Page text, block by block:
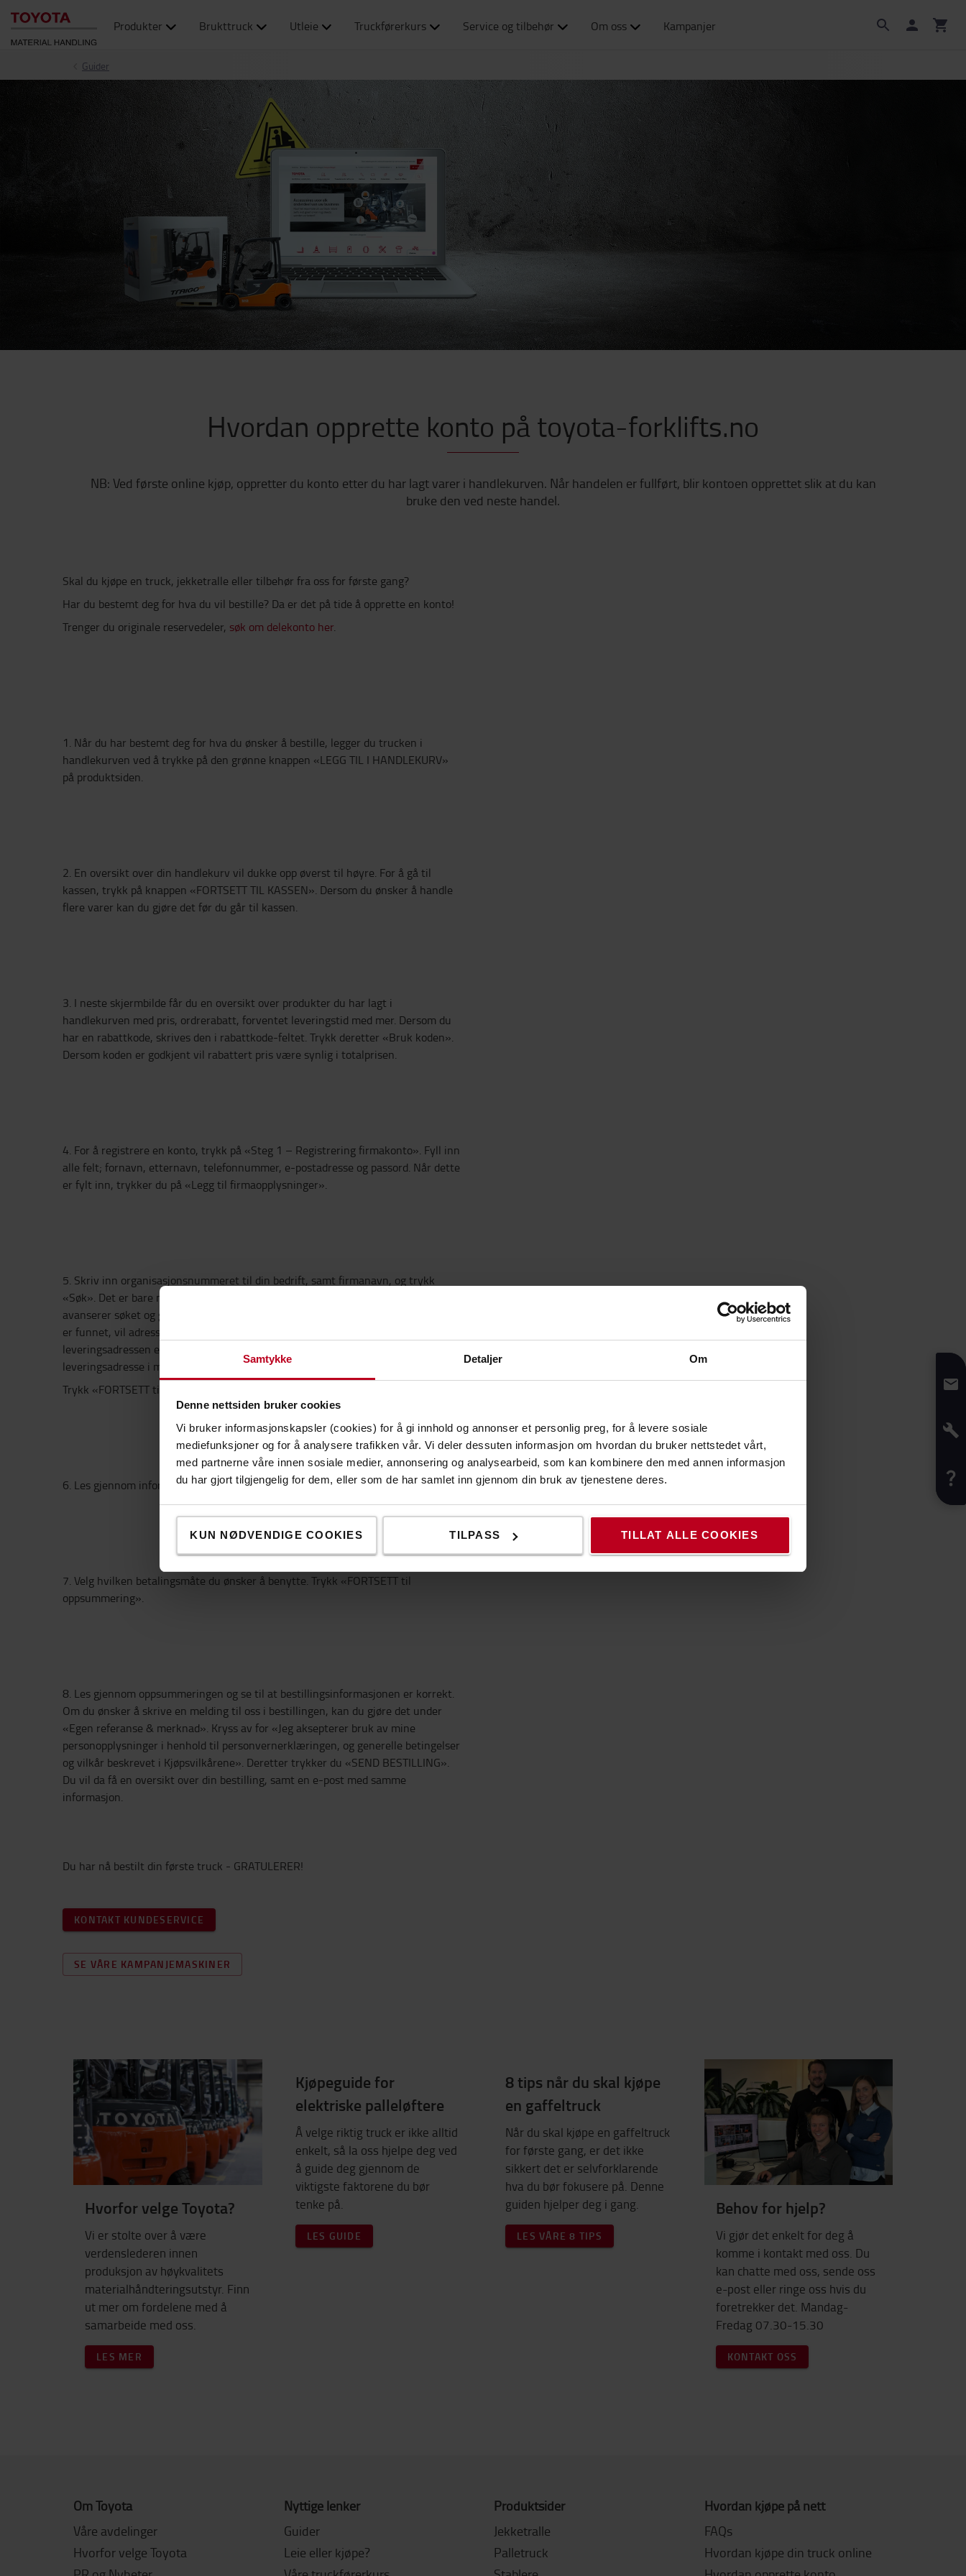
Samtykke Detaljer Om
Denne nettsiden bruker cookies
Vi bruker informasjonskapsler (cookies) for å gi innhold og annonser et personlig preg, for å levere sosiale
mediefunksjoner og for å analysere trafikken vår. Vi deler dessuten informasjon om hvordan du bruker nettstedet vårt,
med partnerne våre innen sosiale medier, annonsering og analysearbeid, som kan kombinere den med annen informasjon
du har gjort tilgjengelig for dem, eller som de har samlet inn gjennom din bruk av tjenestene deres.
KUN NØDVENDIGE COOKIES TILPASS TILLAT ALLE COOKIES
Produkter Brukttruck Utleie Truckførerkurs Service og tilbehør Om oss Kampanjer
Guider
Hvordan opprette konto på toyota-forklifts.no
NB: Ved første online kjøp, oppretter du konto etter du har lagt varer i handlekurven. Når handelen er fullført, blir kontoen opprettet slik at du kan
bruke den ved neste handel.
Skal du kjøpe en truck, jekketralle eller tilbehør fra oss for første gang?
Har du bestemt deg for hva du vil bestille? Da er det på tide å opprette en konto!
Trenger du originale reservedeler, søk om delekonto her.
1. Når du har bestemt deg for hva du ønsker å bestille, legger du trucken i
handlekurven ved å trykke på den grønne knappen «LEGG TIL I HANDLEKURV»
på produktsiden.
2. En oversikt over din handlekurv vil dukke opp øverst til høyre. For å gå til
kassen, trykk på knappen «FORTSETT TIL KASSEN». Dersom du ønsker å handle
flere varer kan du gjøre det før du går til kassen.
3. I neste skjermbilde får du en oversikt over produkter du har lagt i
handlekurven med pris, ordrerabatt, forventet leveringstid med mer. Dersom du
har en rabattkode, skrives den i rabattkode-feltet. Trykk deretter «Bruk koden».
Dersom koden er godkjent vil rabattert pris være synlig i totalprisen.
4. For å registrere en konto, trykk på «Steg 1 – Registrering firmakonto». Fyll inn
alle felt; fornavn, etternavn, telefonnummer, e-postadresse og passord. Når dette
er fylt inn, trykker du på «Legg til firmaopplysninger».
5. Skriv inn organisasjonsnummeret til din bedrift, samt firmanavn, og trykk
«Søk». Det er bare nødvendig å søke på deler av firmanavnet. Lengre navn
avanserer søket og gjør det vanskeligere å finne korrekt firma. Når korrekt firma
er funnet, vil adresse og leveringsadresse dukke opp automatisk. MERK: Dersom
leveringsadressen er feil, kan ikke dette endres her ved første kjøp. Skriv korrekt
leveringsadresse i meldingsfeltet på Steg 4.
Trykk «FORTSETT til Levering».
6. Les gjennom informasjon rundt levering, og trykk «FORTSETT til betaling».
7. Velg hvilken betalingsmåte du ønsker å benytte. Trykk «FORTSETT til
oppsummering».
8. Les gjennom oppsummeringen og se til at bestillingsinformasjonen er korrekt.
Om du ønsker å skrive en melding til oss i bestillingen, kan du gjøre det under
«Egen referanse & merknad». Kryss av for «Jeg aksepterer bruk av mine
personopplysninger i henhold til personvernerklæringen, og generelle betingelser
og vilkår beskrevet i Kjøpsvilkårene». Deretter trykker du «SEND BESTILLING».
Du vil da få en oversikt over din bestilling, samt en e-post med samme
informasjon.
Du har nå bestilt din første truck - GRATULERER!
KONTAKT KUNDESERVICE
SE VÅRE KAMPANJEMASKINER
Hvorfor velge Toyota?
Vi er stolte over å være
verdenslederen innen
produksjon av høykvalitets
materialhåndteringsutstyr. Finn
ut mer om fordelene med å
samarbeide med oss.
LES MER
Kjøpeguide for
elektriske palleløftere
Å velge riktig truck er ikke alltid
enkelt, så la oss hjelpe deg ved
å guide deg gjennom de
viktigste faktorene du bør
tenke på.
LES GUIDE
8 tips når du skal kjøpe
en gaffeltruck
Når du skal kjøpe en gaffeltruck
for første gang, er det ikke
sikkert det er selvforklarende
hva du bør fokusere på. Denne
guiden hjelper deg i gang.
LES VÅRE 8 TIPS
Behov for hjelp?
Vi gjør det enkelt for deg å
komme i kontakt med oss. Du
kan chatte med oss, sende oss
e-post eller ringe oss hvis du
foretrekker det. Mandag-
Fredag 07.30-15.30
KONTAKT OSS
Om Toyota
Våre avdelinger
Hvorfor velge Toyota
Nyttige lenker
Guider
Leie eller kjøpe?
Produktsider
Jekketralle
Palletruck
Hvordan kjøpe på nett
FAQs
Hvordan kjøpe din truck online